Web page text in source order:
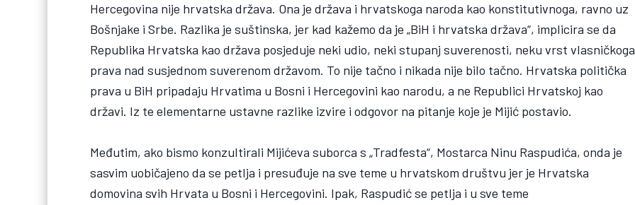
Hercegovina nije hrvatska država. Ona je država i hrvatskoga naroda kao konstitutivnoga, ravno uz
Bošnjake i Srbe. Razlika je suštinska, jer kad kažemo da je „BiH i hrvatska država“, implicira se da
Republika Hrvatska kao država posjeduje neki udio, neki stupanj suverenosti, neku vrst vlasničkoga
prava nad susjednom suverenom državom. To nije tačno i nikada nije bilo tačno. Hrvatska politička
prava u BiH pripadaju Hrvatima u Bosni i Hercegovini kao narodu, a ne Republici Hrvatskoj kao
državi. Iz te elementarne ustavne razlike izvire i odgovor na pitanje koje je Mijić postavio.
Međutim, ako bismo konzultirali Mijićeva suborca s „Tradfesta“, Mostarca Ninu Raspudića, onda je
sasvim uobičajeno da se petlja i presuđuje na sve teme u hrvatskom društvu jer je Hrvatska
domovina svih Hrvata u Bosni i Hercegovini. Ipak, Raspudić se petlja i u sve teme